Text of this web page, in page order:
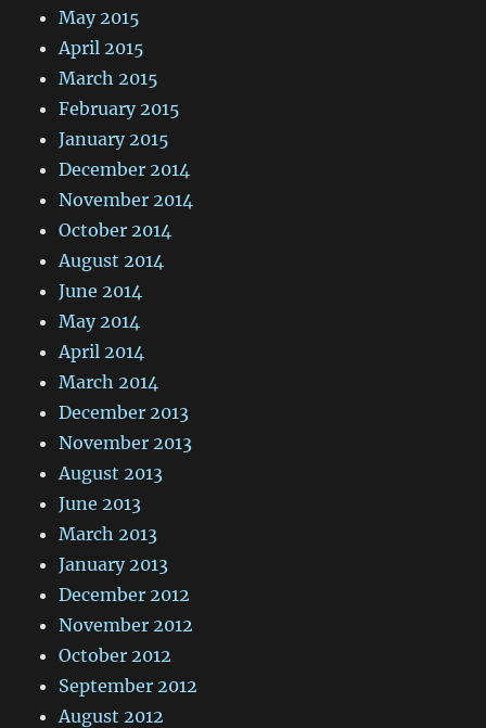
May 2015
April 2015
March 2015
February 2015
January 2015
December 2014
November 2014
October 2014
August 2014
June 2014
May 2014
April 2014
March 2014
December 2013
November 2013
August 2013
June 2013
March 2013
January 2013
December 2012
November 2012
October 2012
September 2012
August 2012